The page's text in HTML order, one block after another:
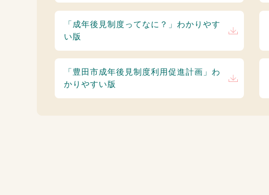
「成年後見制度ってなに？」わかりやす
い版
「豊田市成年後見制度利用促進計画」わ
かりやすい版